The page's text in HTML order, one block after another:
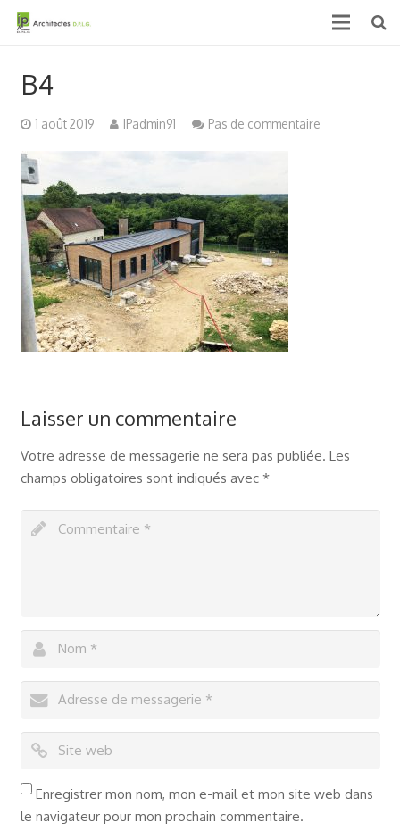
Actualités & médias
Contact
B4
1 août 2019 IPadmin91 Pas de commentaire
Laisser un commentaire
Votre adresse de messagerie ne sera pas publiée. Les
champs obligatoires sont indiqués avec *
Enregistrer mon nom, mon e-mail et mon site web dans
le navigateur pour mon prochain commentaire.